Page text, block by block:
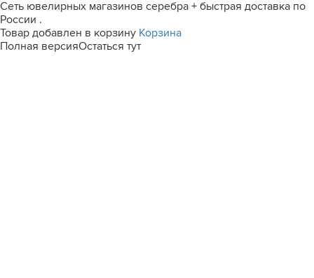
Сеть ювелирных магазинов серебра + быстрая доставка по
России .
Товар добавлен в корзину Корзина
Полная версияОстаться тут